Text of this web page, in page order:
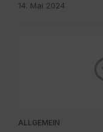
14. Mai 2024
ALLGEMEIN